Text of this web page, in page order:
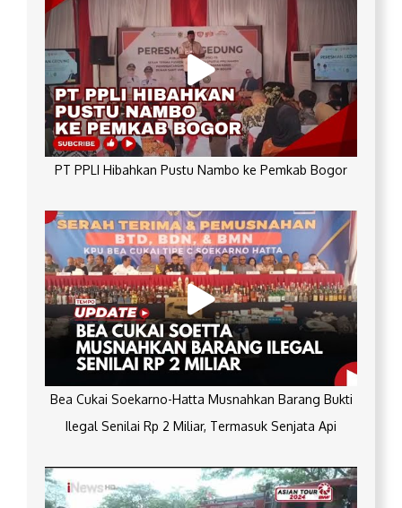
PT PPLI Hibahkan Pustu Nambo ke Pemkab Bogor
Bea Cukai Soekarno-Hatta Musnahkan Barang Bukti
Ilegal Senilai Rp 2 Miliar, Termasuk Senjata Api